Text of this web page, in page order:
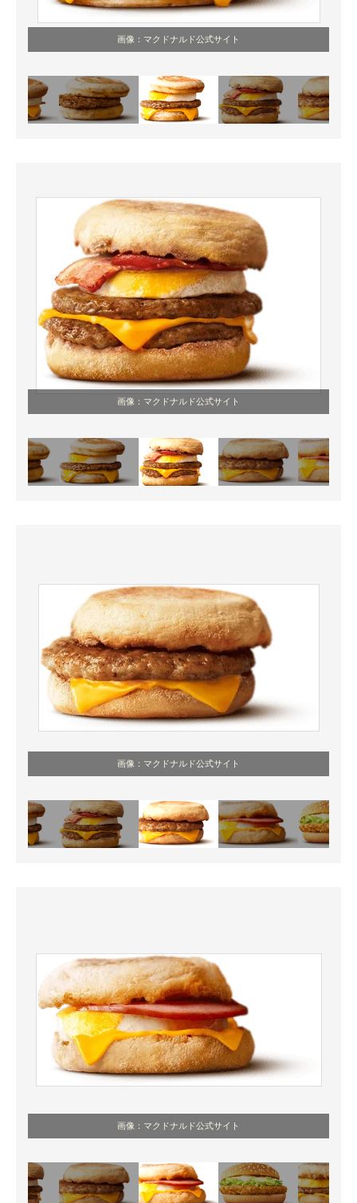
画像：マクドナルド公式サイト
画像：マクドナルド公式サイト
画像：マクドナルド公式サイト
画像：マクドナルド公式サイト